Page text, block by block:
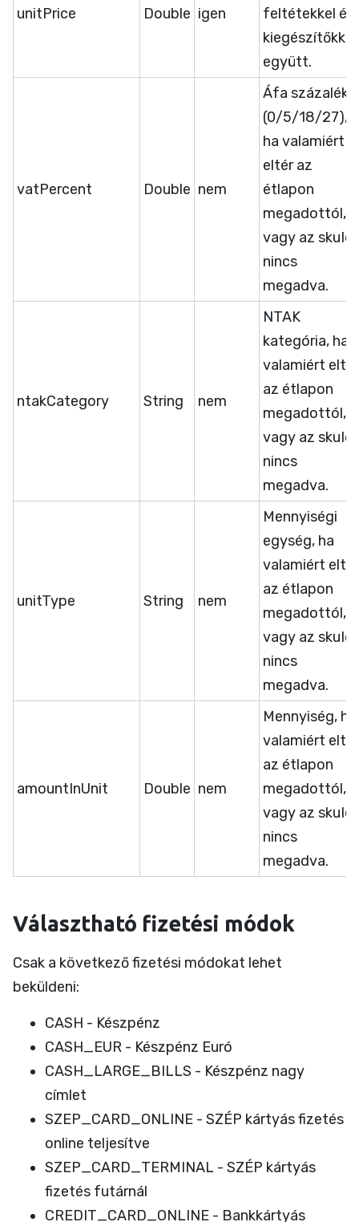
unitPrice Double igen
feltétekkel és
kiegészítőkkel
együtt.
vatPercent Double nem
Áfa százalék
(0/5/18/27),
ha valamiért
eltér az
étlapon
megadottól,
vagy az skuId
nincs
megadva.
ntakCategory String nem
NTAK
kategória, ha
valamiért eltér
az étlapon
megadottól,
vagy az skuId
nincs
megadva.
unitType String nem
Mennyiségi
egység, ha
valamiért eltér
az étlapon
megadottól,
vagy az skuId
nincs
megadva.
amountInUnit Double nem
Mennyiség, ha
valamiért eltér
az étlapon
megadottól,
vagy az skuId
nincs
megadva.
Választható fizetési módok
Csak a következő fizetési módokat lehet
beküldeni:
CASH - Készpénz
CASH_EUR - Készpénz Euró
CASH_LARGE_BILLS - Készpénz nagy
címlet
SZEP_CARD_ONLINE - SZÉP kártyás fizetés
online teljesítve
SZEP_CARD_TERMINAL - SZÉP kártyás
fizetés futárnál
CREDIT_CARD_ONLINE - Bankkártyás